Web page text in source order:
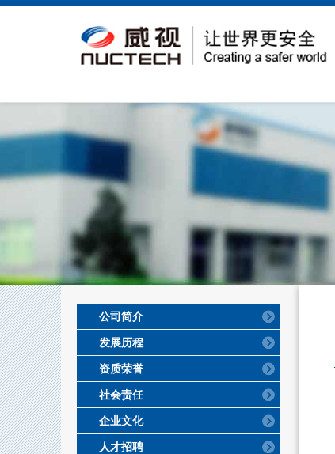
公司简介
发展历程
资质荣誉
社会责任
企业文化
人才招聘